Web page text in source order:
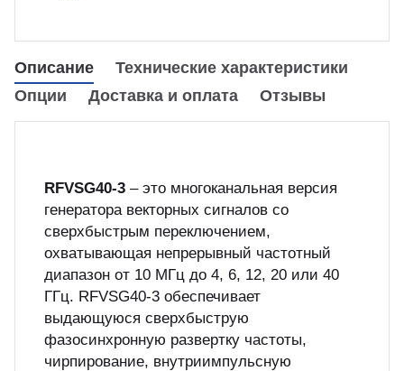
Описание
Технические характеристики
Опции
Доставка и оплата Отзывы
RFVSG40-3 – это многоканальная версия
генератора векторных сигналов со
сверхбыстрым переключением,
охватывающая непрерывный частотный
диапазон от 10 МГц до 4, 6, 12, 20 или 40
ГГц. RFVSG40-3 обеспечивает
выдающуюся сверхбыструю
фазосинхронную развертку частоты,
чирпирование, внутриимпульсную